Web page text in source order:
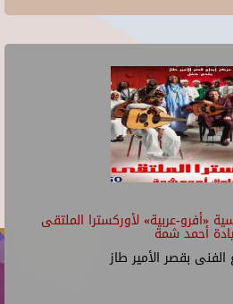
«أفرو-عربية» لأوركسترا الملتقى
أحمد شمة
الفنى بقصر الأمير طاز